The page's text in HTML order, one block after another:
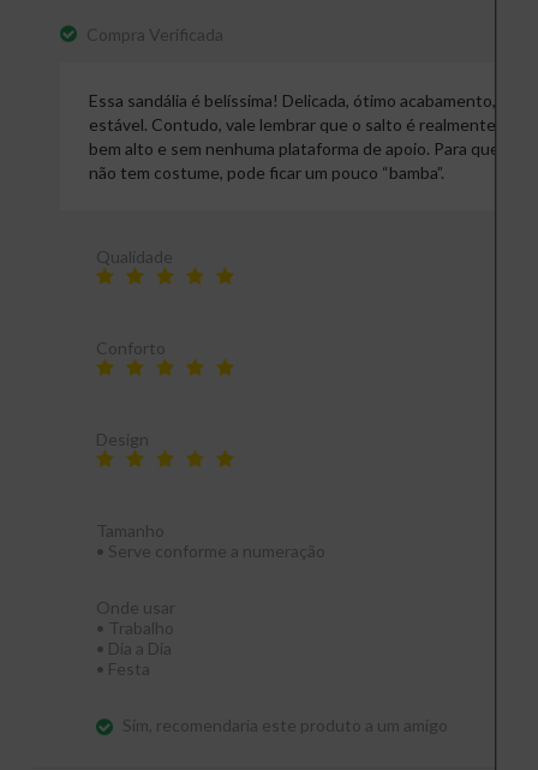
Compra Verificada
Essa sandália é belíssima! Delicada, ótimo acabamento,
estável. Contudo, vale lembrar que o salto é realmente
bem alto e sem nenhuma plataforma de apoio. Para quem
não tem costume, pode ficar um pouco “bamba”.
Qualidade
Conforto
Design
Tamanho
• Serve conforme a numeração
Onde usar
• Trabalho
• Dia a Dia
• Festa
Sim, recomendaria este produto a um amigo